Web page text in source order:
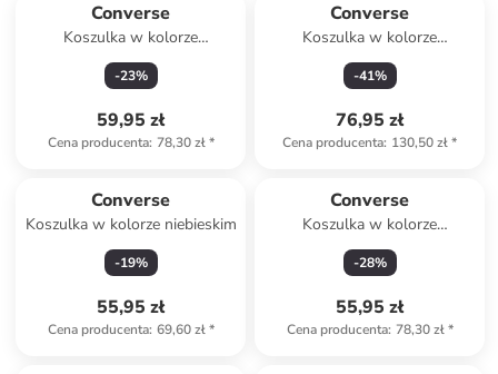
Converse
Koszulka w kolorze
kremowym
-23%
59,95 zł
Cena producenta: 78,30 zł*
Converse
Koszulka w kolorze
jasnobrązowym
-41%
76,95 zł
Cena producenta: 130,50 zł*
Converse
Koszulka w kolorze niebieskim
-19%
55,95 zł
Cena producenta: 69,60 zł*
Converse
Koszulka w kolorze
fioletowym
-28%
55,95 zł
Cena producenta: 78,30 zł*